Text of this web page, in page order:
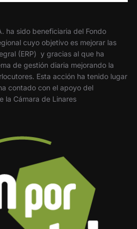
ha sido beneficiaria del Fondo
cuyo objetivo es mejorar las
(ERP) y gracias al que ha
de gestión diaria mejorando la
Esta acción ha tenido lugar
contado con el apoyo del
la Cámara de Linares